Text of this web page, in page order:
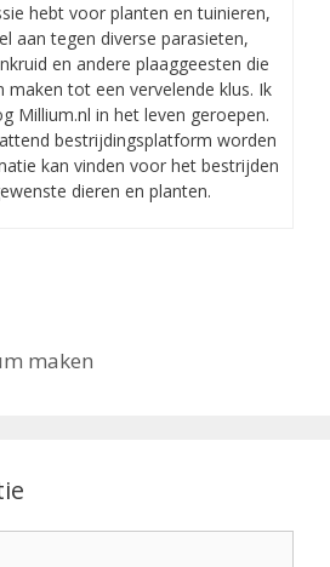
hebt voor planten en tuinieren,
aan tegen diverse parasieten,
en andere plaaggeesten die
maken tot een vervelende klus. Ik
Millium.nl in het leven geroepen.
bestrijdingsplatform worden
kan vinden voor het bestrijden
dieren en planten.
maken